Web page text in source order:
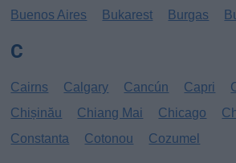
Buenos Aires
Bukarest Burgas
C
Cairns Calgary Cancún Capri
Chișinău
Chiang Mai Chicago
Constanta
Cotonou Cozumel